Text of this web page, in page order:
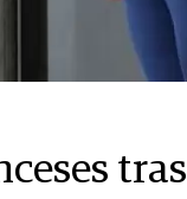
tras